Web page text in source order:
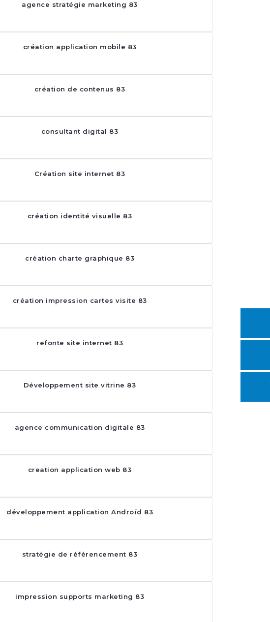
agence stratégie marketing 83
création application mobile 83
création de contenus 83
consultant digital 83
Création site internet 83
création identité visuelle 83
création charte graphique 83
création impression cartes visite 83
refonte site internet 83
Développement site vitrine 83
agence communication digitale 83
creation application web 83
développement application Androïd 83
stratégie de référencement 83
impression supports marketing 83